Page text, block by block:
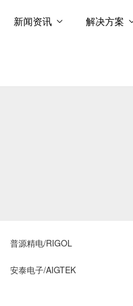
新闻资讯 解决方案
普源精电/RIGOL
安泰电子/AIGTEK